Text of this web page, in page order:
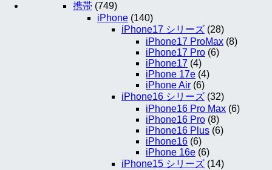
携帯 (749)
iPhone (140)
iPhone17 シリーズ (28)
iPhone17 ProMax (8)
iPhone17 Pro (6)
iPhone17 (4)
iPhone 17e (4)
iPhone Air (6)
iPhone16 シリーズ (32)
iPhone16 Pro Max (6)
iPhone16 Pro (8)
iPhone16 Plus (6)
iPhone16 (6)
iPhone 16e (6)
iPhone15 シリーズ (14)